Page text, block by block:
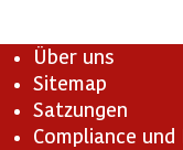
Über uns
Sitemap
Satzungen
Compliance